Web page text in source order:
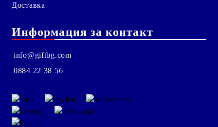
Доставка
Информация за контакт
info@giftbg.com
0884 22 38 56